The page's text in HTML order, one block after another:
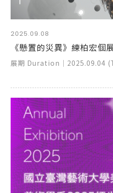
2025.09.08
《懸置的災異》練柏宏個
展期 Duration｜2025.09.04